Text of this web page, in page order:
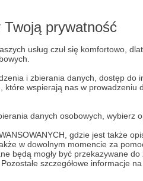
Twoją prywatność
usług czuł się komfortowo,
i zbierania danych, dostęp do
wspierają nas w prowadzeniu
danych osobowych, wybierz
gdzie jest także
w dowolnym momencie za
będą mogły być przekazywane
szczegółowe informacje
Prywatności
zgodę na przetwarzanie moich
podanych w formularzu
świadczenia usług serwisu